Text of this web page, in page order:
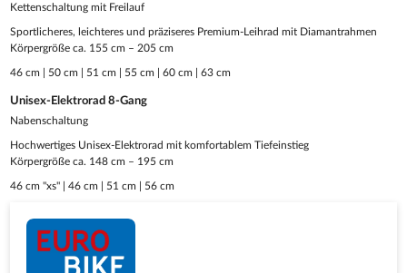
Kettenschaltung mit Freilauf
Sportlicheres, leichteres und präziseres Premium-Leihrad mit Diamantrahmen
Körpergröße ca. 155 cm – 205 cm
46 cm | 50 cm | 51 cm | 55 cm | 60 cm | 63 cm
Unisex-Elektrorad 8-Gang
Nabenschaltung
Hochwertiges Unisex-Elektrorad mit komfortablem Tiefeinstieg
Körpergröße ca. 148 cm – 195 cm
46 cm "xs" | 46 cm | 51 cm | 56 cm